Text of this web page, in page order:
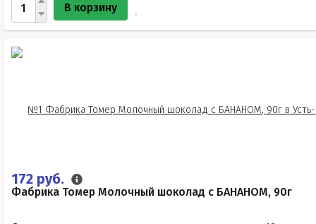
В корзину
172 руб.
Фабрика Томер Молочный шоколад с БАНАНОМ, 90г